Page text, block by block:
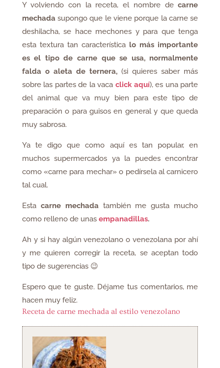
Y volviendo con la receta, el nombre decarne
mechada supongo que le viene porque la carne se
deshilacha, se hace mechones y para que tenga
esta textura tan característica lo más importante
es el tipo de carne que se usa, normalmente
falda o aleta de ternera, (si quieres saber más
sobre las partes de la vacaclick aquí), es una parte
del animal que va muy bien para este tipo de
preparación o para guisos en general y que queda
muy sabrosa.
Ya te digo que como aquí es tan popular, en
muchos supermercados ya la puedes encontrar
como «carne para mechar» o pedírsela al carnicero
tal cual.
Esta carne mechada también me gusta mucho
como relleno de unasempanadillas.
Ah y si hay algún venezolano o venezolana por ahí
y me quieren corregir la receta, se aceptan todo
tipo de sugerencias 😉
Espero que te guste. Déjame tus comentarios, me
hacen muy feliz.
Receta de carne mechada al estilo venezolano